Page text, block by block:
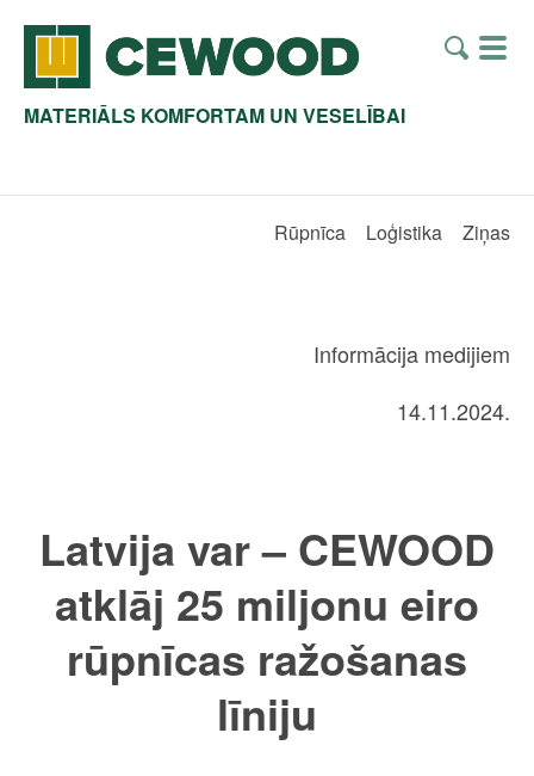
MATERIĀLS KOMFORTAM UN VESELĪBAI
Rūpnīca Loģistika Ziņas
Informācija medijiem
14.11.2024.
Latvija var – CEWOOD
atklāj 25 miljonu eiro
rūpnīcas ražošanas
līniju